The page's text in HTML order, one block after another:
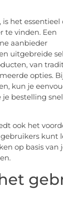
het essentieel
te vinden. Een
aanbieder
uitgebreide
van
opties.
kun je
bestelling
ook het
kunt
op basis van